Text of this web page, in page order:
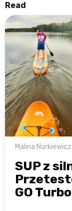
Read
Malina
SUP z
GO